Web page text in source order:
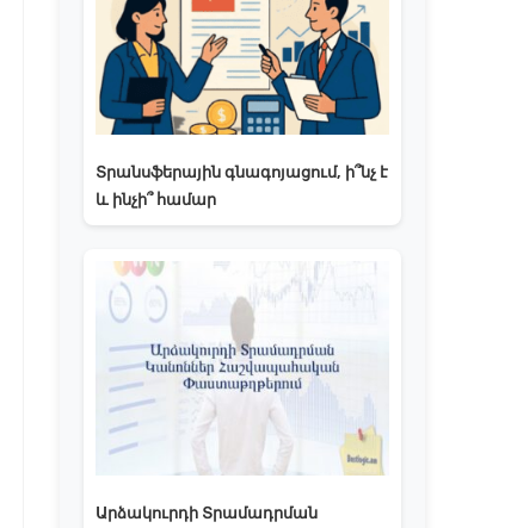
Տրանսֆերային գնագոյացում, ի՞նչ է
և ինչի՞ համար
Արձակուրդի Տրամադրման